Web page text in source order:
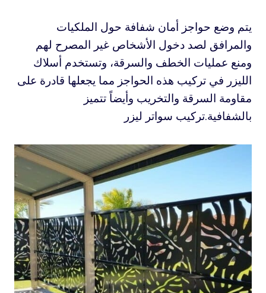
يتم وضع حواجز أمان شفافة حول الملكيات
والمرافق لصد دخول الأشخاص غير المصرح لهم
ومنع عمليات الخطف والسرقة، وتستخدم أسلاك
الليزر في تركيب هذه الحواجز مما يجعلها قادرة على
مقاومة السرقة والتخريب وأيضاً تتميز
بالشفافية.تركيب سواتر ليزر